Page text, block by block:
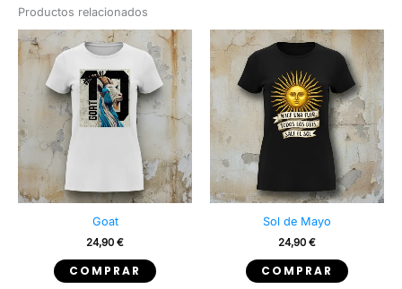
Productos relacionados
Goat
24,90 €
COMPRAR
Este
producto
Sol de Mayo
24,90 €
COMPRAR
Este
producto